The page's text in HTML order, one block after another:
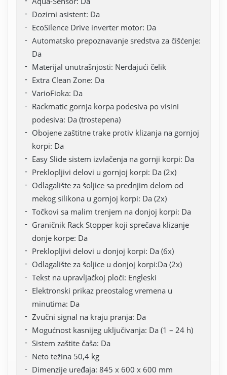
Dozirni asistent: Da
EcoSilence Drive inverter motor: Da
Automatsko prepoznavanje sredstva za čišćenje:
Da
Materijal unutrašnjosti: Nerđajući čelik
Extra Clean Zone: Da
VarioFioka: Da
Rackmatic gornja korpa podesiva po visini
podesiva: Da (trostepena)
Obojene zaštitne trake protiv klizanja na gornjoj
korpi: Da
Easy Slide sistem izvlačenja na gornji korpi: Da
Preklopljivi delovi u gornjoj korpi: Da (2x)
Odlagalište za šoljice sa prednjim delom od
mekog silikona u gornjoj korpi: Da (2x)
Točkovi sa malim trenjem na donjoj korpi: Da
Graničnik Rack Stopper koji sprečava klizanje
donje korpe: Da
Preklopljivi delovi u donjoj korpi: Da (6x)
Odlagalište za šoljice u donjoj korpi:Da (2x)
Tekst na upravljačkoj ploči: Engleski
Elektronski prikaz preostalog vremena u
minutima: Da
Zvučni signal na kraju pranja: Da
Mogućnost kasnijeg uključivanja: Da (1 – 24 h)
Sistem zaštite čaša: Da
Neto težina 50,4 kg
Dimenzije uređaja: 845 x 600 x 600 mm